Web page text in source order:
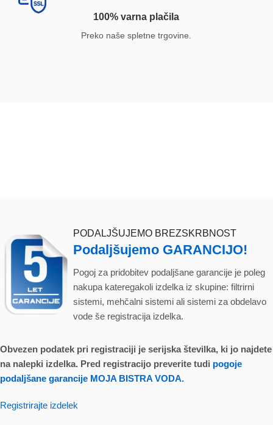
100% varna plačila
Preko naše spletne trgovine.
PODALJŠUJEMO BREZSKRBNOST
Podaljšujemo GARANCIJO!
Pogoj za pridobitev podaljšane garancije je poleg
nakupa kateregakoli izdelka iz skupine: filtrirni
sistemi, mehčalni sistemi ali sistemi za obdelavo
vode še registracija izdelka.
Obvezen podatek pri registraciji je serijska številka, ki jo najdete
na nalepki izdelka. Pred registracijo preverite tudi pogoje
podaljšane garancije MOJA BISTRA VODA.
Registrirajte izdelek